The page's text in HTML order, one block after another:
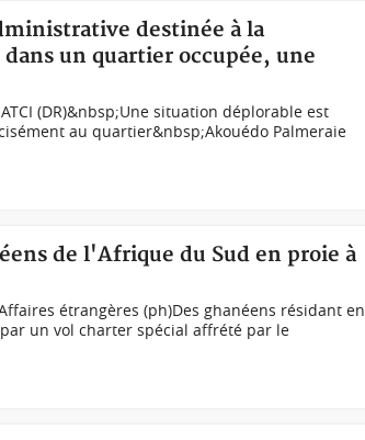
destinée à la
un quartier occupée, une
(DR)&nbsp;Une situation déplorable est
au quartier&nbsp;Akouédo Palmeraie
de l'Afrique du Sud en proie à
étrangères (ph)Des ghanéens résidant en
un vol charter spécial affrété par le